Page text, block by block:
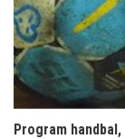
Program